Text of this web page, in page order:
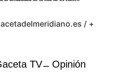
/ +
TV
Opinión